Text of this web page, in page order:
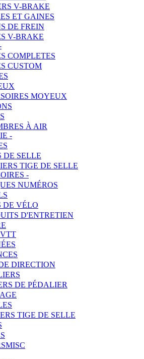
V-BRAKE
ET GAINES
DE FREIN
V-BRAKE
COMPLETES
CUSTOM
MOYEUX
À AIR
-
DE SELLE
TIGE DE SELLE
-
NUMÉROS
DE VÉLO
D'ENTRETIEN
DIRECTION
DE PÉDALIER
TIGE DE SELLE